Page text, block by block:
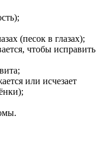
(песок в глазах);
чтобы исправить
или исчезает